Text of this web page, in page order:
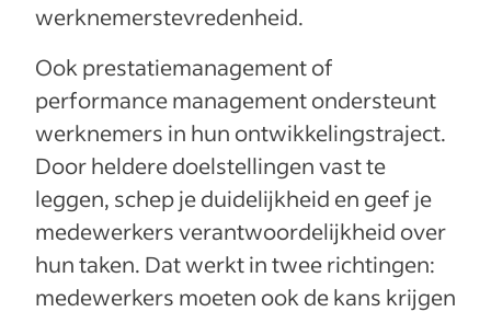
werknemerstevredenheid.
Ook prestatiemanagement of
performance management ondersteunt
werknemers in hun ontwikkelingstraject.
Door heldere doelstellingen vast te
leggen, schep je duidelijkheid en geef je
medewerkers verantwoordelijkheid over
hun taken. Dat werkt in twee richtingen:
medewerkers moeten ook de kans krijgen